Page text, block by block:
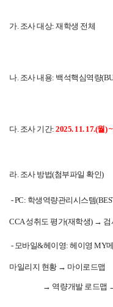
가. 조사 대상: 재학생 전체
나. 조사 내용: 백석핵심역량
다. 조사 기간:2025. 11. 17.(월)
라. 조사 방법(첨부파일 확인)
- PC: 학생역량관리시스템
CCA 성취도 평가(재학생) → 검
- 모바일&헤이영: 헤이영 MY
마일리지 현황 → 마이로드맵
→ 역량개발 로드맵